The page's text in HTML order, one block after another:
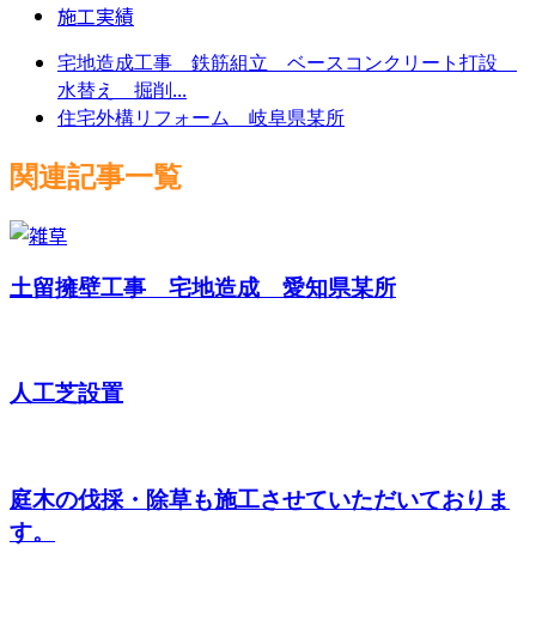
施工実績
宅地造成工事 鉄筋組立 ベースコンクリート打設
水替え 掘削...
住宅外構リフォーム 岐阜県某所
関連記事一覧
土留擁壁工事 宅地造成 愛知県某所
人工芝設置
庭木の伐採・除草も施工させていただいておりま
す。